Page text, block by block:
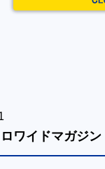
ワイドマガジン